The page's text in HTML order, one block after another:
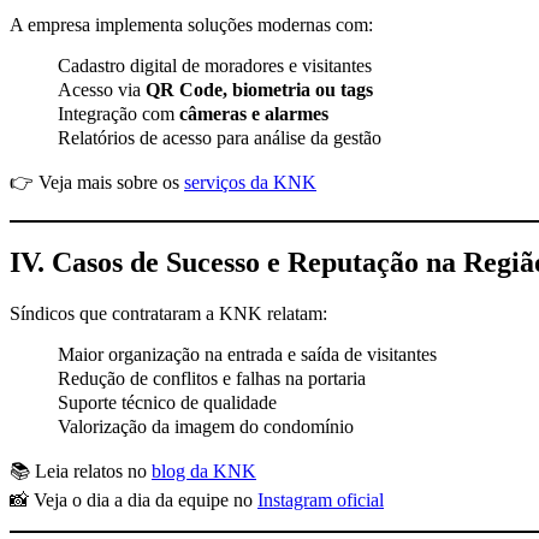
A empresa implementa soluções modernas com:
Cadastro digital de moradores e visitantes
Acesso via QR Code, biometria ou tags
Integração com câmeras e alarmes
Relatórios de acesso para análise da gestão
👉 Veja mais sobre os serviços da KNK
IV. Casos de Sucesso e Reputação na
Síndicos que contrataram a KNK relatam:
Maior organização na entrada e saída de visitantes
Redução de conflitos e falhas na portaria
Suporte técnico de qualidade
Valorização da imagem do condomínio
📚 Leia relatos no blog da KNK
📸 Veja o dia a dia da equipe no Instagram oficial